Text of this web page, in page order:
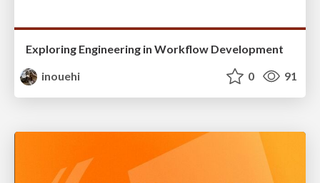
Exploring Engineering in Workflow Development
inouehi
0 91